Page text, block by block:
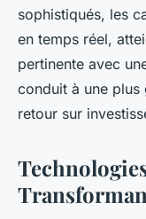
sophistiqués, les
en temps réel,
pertinente avec
conduit à une
retour sur